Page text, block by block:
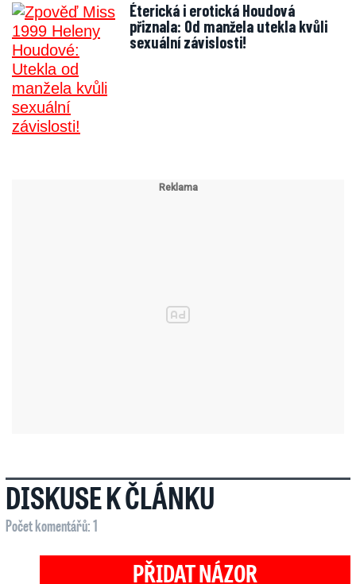
Éterická i erotická Houdová
přiznala: Od manžela utekla kvůli
sexuální závislosti!
DISKUSE K ČLÁNKU
Počet komentářů: 1
PŘIDAT NÁZOR